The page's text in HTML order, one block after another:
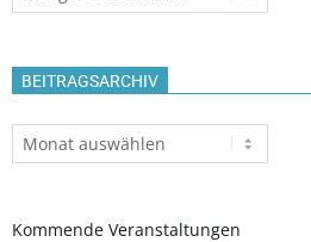
BEITRAGSARCHIV
Beitragsarchiv
Kommende Veranstaltungen